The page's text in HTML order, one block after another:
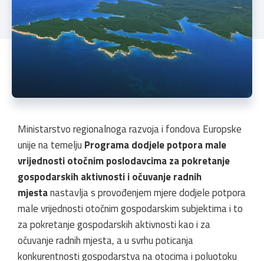
Ministarstvo regionalnoga razvoja i fondova Europske
unije na temelju Programa dodjele potpora male
vrijednosti otočnim poslodavcima za pokretanje
gospodarskih aktivnosti i očuvanje radnih
mjestanastavlja s provođenjem mjere dodjele potpora
male vrijednosti otočnim gospodarskim subjektima i to
za pokretanje gospodarskih aktivnosti kao i za
očuvanje radnih mjesta, a u svrhu poticanja
konkurentnosti gospodarstva na otocima i poluotoku